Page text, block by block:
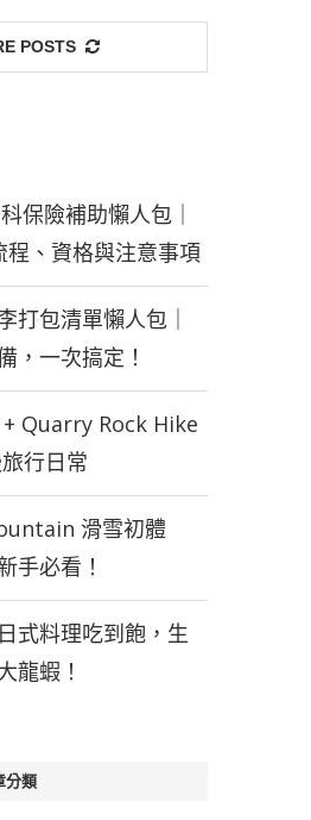
POSTS
保險補助懶人包｜
程、資格與注意事項
打包清單懶人包｜
，一次搞定！
Quarry Rock Hike
行日常
滑雪初體
手必看！
式料理吃到飽，生
龍蝦！
分類